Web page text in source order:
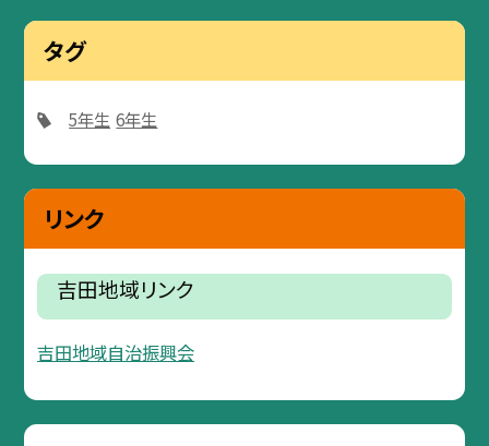
タグ
5年生 6年生
リンク
吉田地域リンク
吉田地域自治振興会